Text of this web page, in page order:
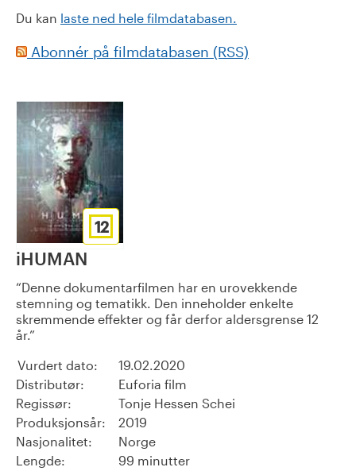
Du kan laste ned hele filmdatabasen.
Abonnér på filmdatabasen (RSS)
12
iHUMAN
Denne dokumentarfilmen har en urovekkende
stemning og tematikk. Den inneholder enkelte
skremmende effekter og får derfor aldersgrense 12
år.
Vurdert dato:
19.02.2020
Distributør:
Euforia film
Regissør:
Tonje Hessen Schei
Produksjonsår:
2019
Nasjonalitet:
Norge
Lengde:
99 minutter